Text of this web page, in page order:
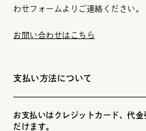
わせフォームよりご連絡ください。
お問い合わせはこちら
支払い方法について
お支払いはクレジットカード、代
だけます。